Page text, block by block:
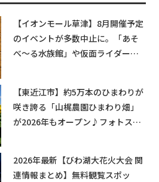
【イオンモール草津】8月開催予定
のイベントが多数中止に。「あそ
べ〜る水族館」や仮面ライダーシ
【東近江市】約5万本のひまわりが
咲き誇る「山梶農園ひまわり畑」
が2026年もオープン♪フォトスポ
2026年最新【びわ湖大花火大会 関
連情報まとめ】無料観覧スポッ